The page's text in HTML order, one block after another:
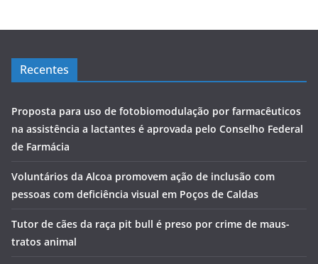
Recentes
Proposta para uso de fotobiomodulação por farmacêuticos
na assistência a lactantes é aprovada pelo Conselho Federal
de Farmácia
Voluntários da Alcoa promovem ação de inclusão com
pessoas com deficiência visual em Poços de Caldas
Tutor de cães da raça pit bull é preso por crime de maus-
tratos animal